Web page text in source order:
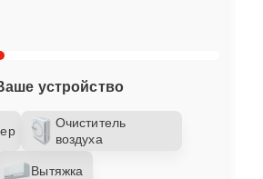
устройство
Очиститель
воздуха
Вытяжка